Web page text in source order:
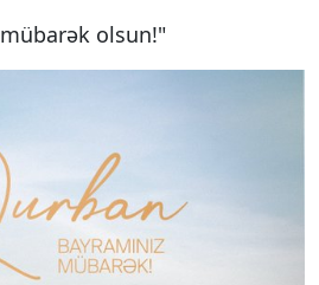
mübarək olsun!"